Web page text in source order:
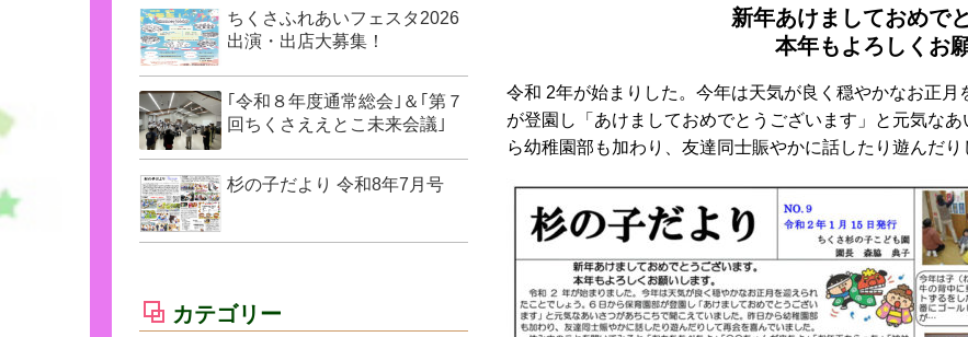
新年あけましておめで
本年もよろしくお
令和 2年が始まりした。今年は天気が良く穏やかなお正
が登園し「あけましておめでとうございます」と元気な
ら幼稚園部も加わり、友達同士賑やかに話したり遊んだり
ちくさふれあいフェスタ2026
出演・出店大募集！
｢令和８年度通常総会｣＆｢第７
回ちくさええとこ未来会議｣
杉の子だより 令和8年7月号
カテゴリー